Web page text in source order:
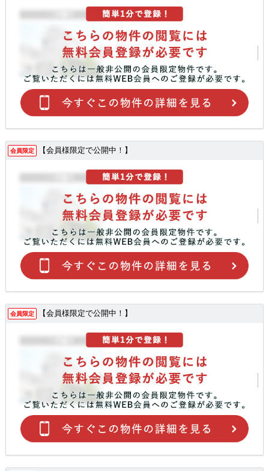
会員限定 【会員様限定で公開中！】
会員限定 【会員様限定で公開中！】